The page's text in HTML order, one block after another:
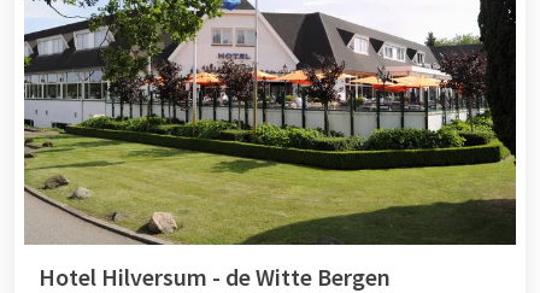
Hotel Hilversum - de Witte Bergen